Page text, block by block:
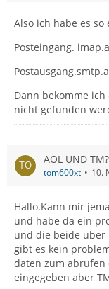
Also ich habe es so
Posteingang.
Dann bekomme
nicht gefunden
AOL UND
tom600xt 10.
Hallo.Kann mir
und habe da ein
und die beide über
gibt es kein
daten zum
eingegeben aber